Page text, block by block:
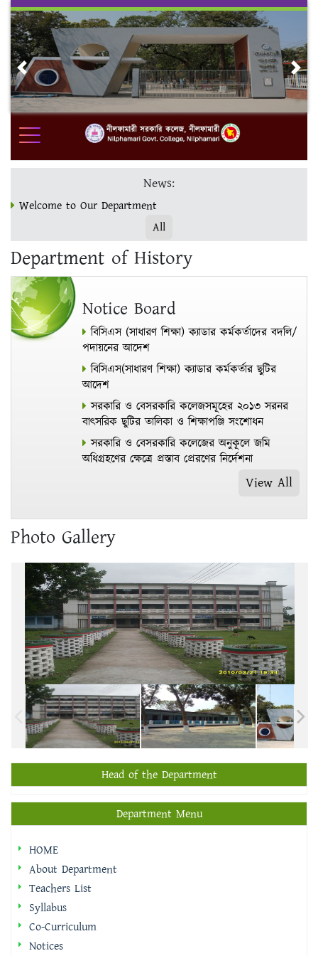
Skip
content
Previous
News:
Welcome to Our Department
ভর্তি ও ফরম পূরণ www.nilgc.eshiksabd.com ওয়েবসাইটে সম্পন্ন
করুন।
মাস্টার্স ফাইনাল ভর্তির শেষ সময় 19/12/23
All
Department of History
Notice Board
বিসিএস (সাধারণ শিক্ষা) ক্যাডার কর্মকর্তাদের বদলি/
পদায়নের আদেশ
বিসিএস(সাধারণ শিক্ষা) ক্যাডার কর্মকর্তার ছুটির
আদেশ
সরকারি ও বেসরকারি কলেজসমূহের ২০১৩ সরনর
বাৎসরিক ছুটির তালিকা ও শিক্ষাপঞ্জি সংশোধন
সরকারি ও বেসরকারি কলেজের অনুকূলে জমি
অধিগ্রহণের ক্ষেত্রে প্রস্তাব প্রেরণের নির্দেশনা
View All
Photo Gallery
Head of the Department
Department Menu
HOME
About Department
Teachers List
Syllabus
Co-Curriculum
Notices